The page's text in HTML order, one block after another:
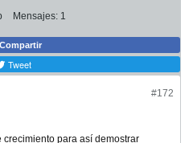
Mensajes: 1
Compartir
Tweet
#172
para así demostrar